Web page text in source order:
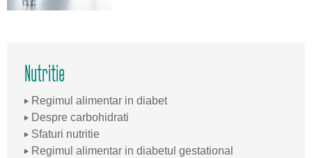
Nutritie
Regimul alimentar in diabet
Despre carbohidrati
Sfaturi nutritie
Regimul alimentar in diabetul gestational